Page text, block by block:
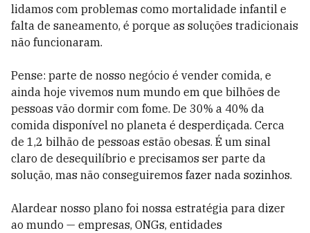
lidamos com problemas como mortalidade infantil e
falta de saneamento, é porque as soluções tradicionais
não funcionaram.
Pense: parte de nosso negócio é vender comida, e
ainda hoje vivemos num mundo em que bilhões de
pessoas vão dormir com fome. De 30% a 40% da
comida disponível no planeta é desperdiçada. Cerca
de 1,2 bilhão de pessoas estão obesas. É um sinal
claro de desequilíbrio e precisamos ser parte da
solução, mas não conseguiremos fazer nada sozinhos.
Alardear nosso plano foi nossa estratégia para dizer
ao mundo — empresas, ONGs, entidades